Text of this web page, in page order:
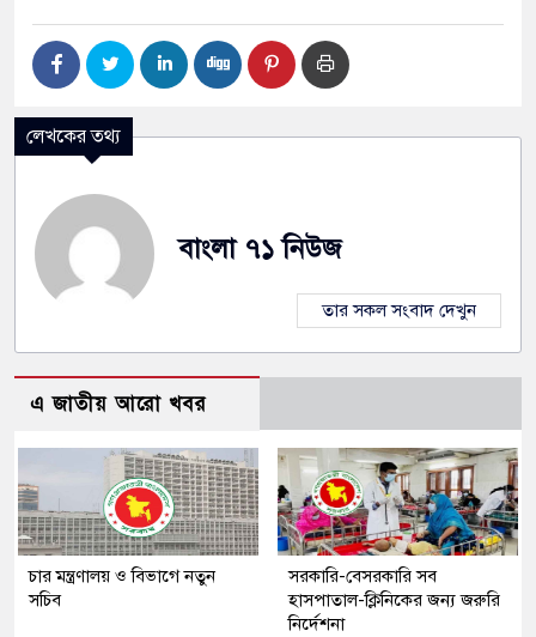
লেখকের তথ্য
বাংলা ৭১ নিউজ
তার সকল সংবাদ দেখুন
এ জাতীয় আরো খবর
চার মন্ত্রণালয় ও বিভাগে নতুন
সচিব
সরকারি-বেসরকারি সব
হাসপাতাল-ক্লিনিকের জন্য জরুরি
নির্দেশনা